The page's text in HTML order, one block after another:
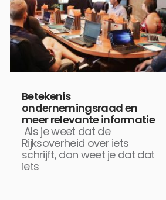
Betekenis
ondernemingsraad en
meer relevante informatie
Als je weet dat de
Rijksoverheid over iets
schrijft, dan weet je dat dat
iets